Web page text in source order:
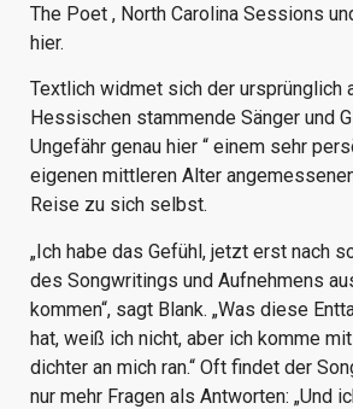
The Poet , North Carolina Sessions
hier.
Textlich widmet sich der ursprünglich
Hessischen stammende Sänger und
Ungefähr genau hier “ einem sehr
eigenen mittleren Alter
Reise zu sich selbst.
„Ich habe das Gefühl, jetzt erst nach
des Songwritings und Aufnehmens
kommen“, sagt Blank. „Was diese
hat, weiß ich nicht, aber ich komme
dichter an mich ran.“ Oft findet der
nur mehr Fragen als Antworten: „Und